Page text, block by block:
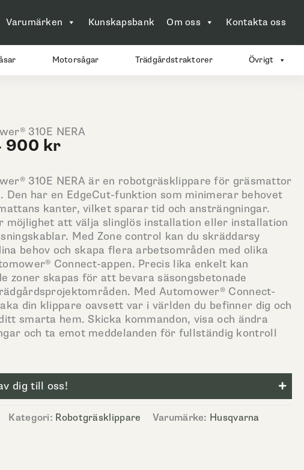
Varumärken Kunskapsbank Om oss Kontakta oss
Motorsågar Trädgårdstraktorer Övrigt
310E NERA
kr.
900 krDet
priset
är:
24
900 kr.
310E NERA är en robotgräsklippare för gräsmattor
Den har en EdgeCut-funktion som minimerar behovet
kanter, vilket sparar tid och ansträngningar.
möjlighet att välja slinglös installation eller installation
Med Zone control kan du skräddarsy
behov och skapa flera arbetsområden med olika
Connect-appen. Precis lika enkelt kan
zoner skapas för att bevara säsongsbetonade
Med Automower® Connect-
din klippare oavsett var i världen du befinner dig och
smarta hem. Skicka kommandon, visa och ändra
och ta emot meddelanden för fullständig kontroll
dig till oss!
Kategori: Robotgräsklippare Varumärke: Husqvarna